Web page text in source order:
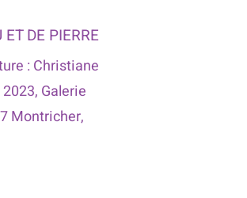
DE PIERRE
: Christiane
Galerie
Montricher,